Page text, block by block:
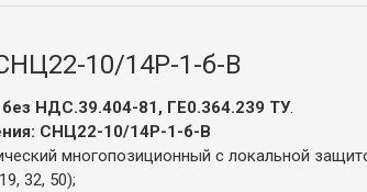
10/14Р-1-б-В
НДС.39.404-81, ГЕ0.364.239 ТУ.
СНЦ22-10/14Р-1-б-В
многопозиционный с локальной
32, 50);